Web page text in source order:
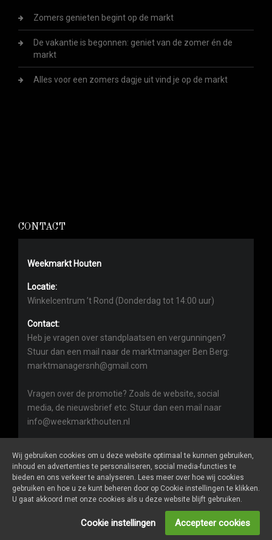
Zomers genieten begint op de markt
De vakantie is begonnen: geniet van de zomer én de
markt
Alles voor een zomers dagje uit vind je op de markt
CONTACT
Weekmarkt Houten
Locatie:
Winkelcentrum ’t Rond (Donderdag tot 14:00 uur)
Contact:
Heb je vragen over standplaatsen en vergunningen?
Stuur dan een mail naar de marktmanager Ben Berg:
marktmanagersnh@gmail.com
Vragen over de promotie? Zoals de website, social
media, de nieuwsbrief etc. Stuur dan een mail naar
info@weekmarkthouten.nl
Weekmarkthouten.nlis een website vanDe Markt Online
ALGEMENE VOORWAARDEN
PRIVACY- EN COOKIEVERKLARING
ONDERNEMERS LOGIN
Wij gebruiken cookies om u deze website optimaal te kunnen gebruiken,
inhoud en advertenties te personaliseren, social media-functies te
bieden en ons verkeer te analyseren. Lees meer over hoe wij cookies
gebruiken en hoe u ze kunt beheren door op Cookie instellingen te klikken.
U gaat akkoord met onze cookies als u deze website blijft gebruiken.
Cookie instellingen Accepteer cookies